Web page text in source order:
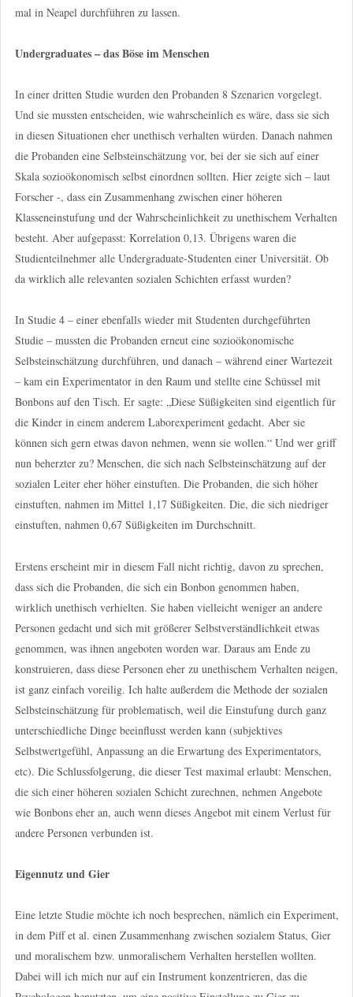
mal in Neapel durchführen zu lassen.
Undergraduates – das Böse im Menschen
In einer dritten Studie wurden den Probanden 8 Szenarien vorgelegt.
Und sie mussten entscheiden, wie wahrscheinlich es wäre, dass sie sich
in diesen Situationen eher unethisch verhalten würden. Danach nahmen
die Probanden eine Selbsteinschätzung vor, bei der sie sich auf einer
Skala sozioökonomisch selbst einordnen sollten. Hier zeigte sich – laut
Forscher -, dass ein Zusammenhang zwischen einer höheren
Klasseneinstufung und der Wahrscheinlichkeit zu unethischem Verhalten
besteht. Aber aufgepasst: Korrelation 0,13. Übrigens waren die
Studienteilnehmer alle Undergraduate-Studenten einer Universität. Ob
da wirklich alle relevanten sozialen Schichten erfasst wurden?
In Studie 4 – einer ebenfalls wieder mit Studenten durchgeführten
Studie – mussten die Probanden erneut eine sozioökonomische
Selbsteinschätzung durchführen, und danach – während einer Wartezeit
– kam ein Experimentator in den Raum und stellte eine Schüssel mit
Bonbons auf den Tisch. Er sagte: „Diese Süßigkeiten sind eigentlich für
die Kinder in einem anderem Laborexperiment gedacht. Aber sie
können sich gern etwas davon nehmen, wenn sie wollen.“ Und wer griff
nun beherzter zu? Menschen, die sich nach Selbsteinschätzung auf der
sozialen Leiter eher höher einstuften. Die Probanden, die sich höher
einstuften, nahmen im Mittel 1,17 Süßigkeiten. Die, die sich niedriger
einstuften, nahmen 0,67 Süßigkeiten im Durchschnitt.
Erstens erscheint mir in diesem Fall nicht richtig, davon zu sprechen,
dass sich die Probanden, die sich ein Bonbon genommen haben,
wirklich unethisch verhielten. Sie haben vielleicht weniger an andere
Personen gedacht und sich mit größerer Selbstverständlichkeit etwas
genommen, was ihnen angeboten worden war. Daraus am Ende zu
konstruieren, dass diese Personen eher zu unethischem Verhalten neigen,
ist ganz einfach voreilig. Ich halte außerdem die Methode der sozialen
Selbsteinschätzung für problematisch, weil die Einstufung durch ganz
unterschiedliche Dinge beeinflusst werden kann (subjektives
Selbstwertgefühl, Anpassung an die Erwartung des Experimentators,
etc). Die Schlussfolgerung, die dieser Test maximal erlaubt: Menschen,
die sich einer höheren sozialen Schicht zurechnen, nehmen Angebote
wie Bonbons eher an, auch wenn dieses Angebot mit einem Verlust für
andere Personen verbunden ist.
Eigennutz und Gier
Eine letzte Studie möchte ich noch besprechen, nämlich ein Experiment,
in dem Piff et al. einen Zusammenhang zwischen sozialem Status, Gier
und moralischem bzw. unmoralischem Verhalten herstellen wollten.
Dabei will ich mich nur auf ein Instrument konzentrieren, das die